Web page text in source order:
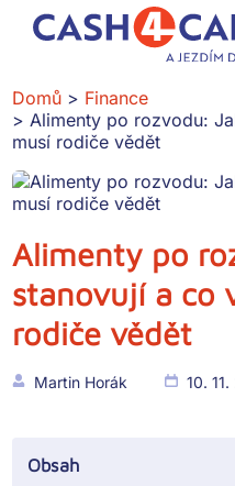
Alimenty po rozvodu: Jak se
CASH4CAR
FAQ
BLOG
SLUŽBY
KONTAKT
Domů
Finance
Alimenty po rozvodu:
musí rodiče vědět
Alimenty po
stanovují a co
rodiče vědět
Martin Horák 10.
Obsah